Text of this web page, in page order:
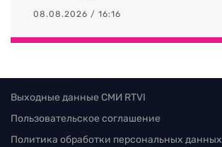
08.08.2026 / 16:16
Выходные данные СМИ RTVI
Пользовательское соглашение
Политика обработки персональных данных